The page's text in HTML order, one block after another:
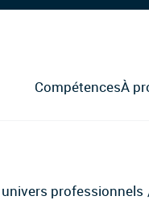
CompétencesÀ
professionnels